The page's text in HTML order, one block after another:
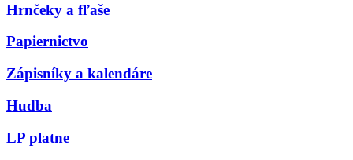
Hrnčeky a fľaše
Papiernictvo
Zápisníky a kalendáre
Hudba
LP platne